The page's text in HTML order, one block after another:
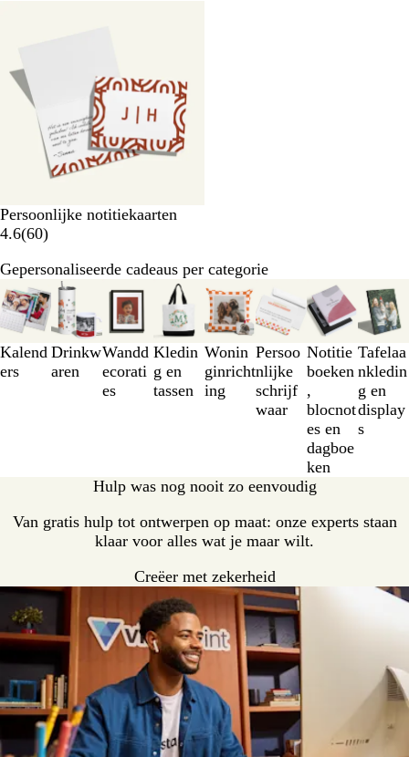
Persoonlijke notitiekaarten
4.6(60)
Gepersonaliseerde cadeaus per categorie
Kalend
ers
Drinkw
aren
Wandd
ecorati
es
Kledin
g en
tassen
Wonin
ginricht
ing
Persoo
nlijke
schrijf
waar
Notitie
boeken
,
blocnot
es en
dagboe
ken
Tafelaa
nkledin
g en
display
s
Dia's
1
t/m
3
Hulp was nog nooit zo eenvoudig
Van gratis hulp tot ontwerpen op maat: onze experts staan
klaar voor alles wat je maar wilt.
Creëer met zekerheid